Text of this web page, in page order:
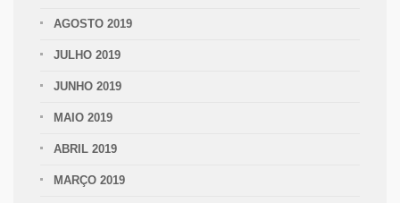
AGOSTO 2019
JULHO 2019
JUNHO 2019
MAIO 2019
ABRIL 2019
MARÇO 2019